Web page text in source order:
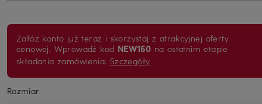
Załóż konto już teraz i skorzystaj z atrakcyjnej oferty
cenowej. Wprowadź kod NEW150 na ostatnim etapie
składania zamówienia. Szczegóły
Rozmiar